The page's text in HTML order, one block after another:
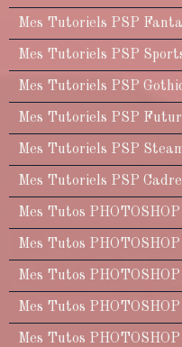
Mes Tutoriels PSP
Mes Tutoriels PSP
Mes Tutoriels PSP
Mes Tutoriels PSP
Mes Tutoriels PSP
Mes Tutoriels PSP
Mes Tutos
Mes Tutos PHOTOSHOP
Mes Tutos
Mes Tutos
Mes Tutos